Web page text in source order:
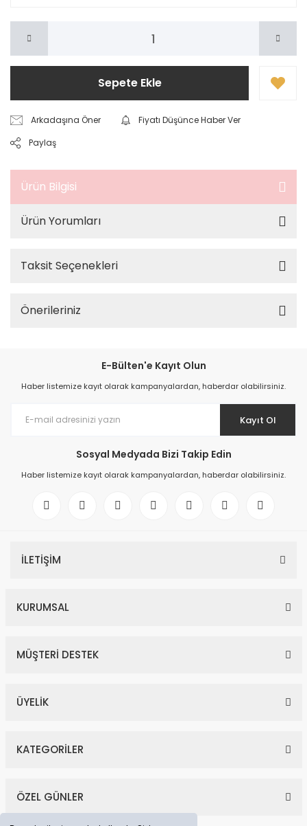
Sepete Ekle
Arkadaşına Öner
Fiyatı Düşünce Haber Ver
Paylaş
Ürün Bilgisi
Ürün Yorumları
Taksit Seçenekleri
Önerileriniz
E-Bülten'e Kayıt Olun
Haber listemize kayıt olarak kampanyalardan, haberdar olabilirsiniz.
Kayıt Ol
Sosyal Medyada Bizi Takip Edin
Haber listemize kayıt olarak kampanyalardan, haberdar olabilirsiniz.
İLETİŞİM
KURUMSAL
MÜŞTERİ DESTEK
ÜYELİK
KATEGORİLER
ÖZEL GÜNLER